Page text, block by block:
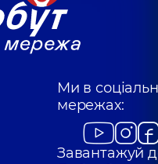
Ми в
мережах:
Завантажуй